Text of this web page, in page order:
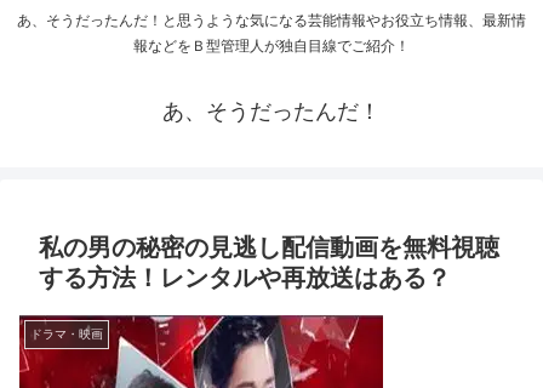
あ、そうだったんだ！と思うような気になる芸能情報やお役立ち情報、最新情
報などをＢ型管理人が独自目線でご紹介！
あ、そうだったんだ！
私の男の秘密の見逃し配信動画を無料視聴
する方法！レンタルや再放送はある？
ドラマ・映画